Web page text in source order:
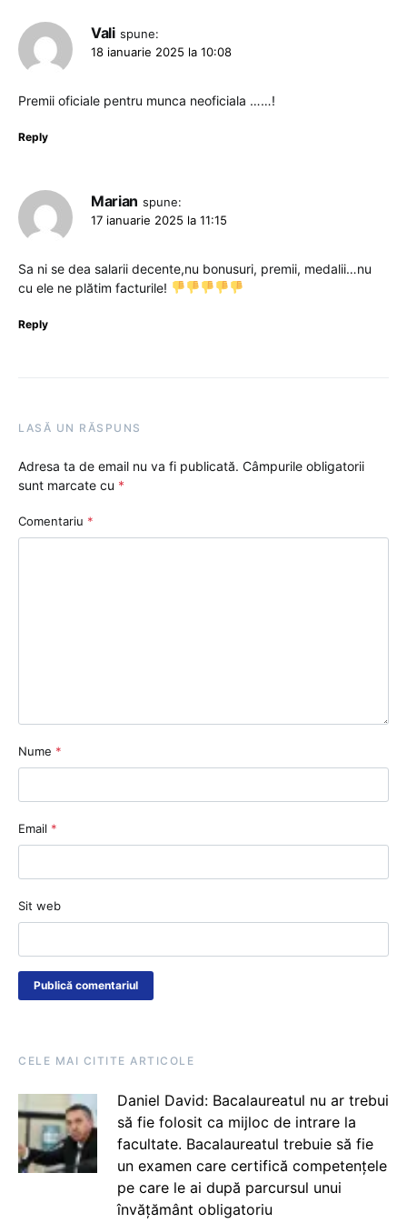
Vali spune:
18 ianuarie 2025 la 10:08
Premii oficiale pentru munca neoficiala ……!
Reply
Marian spune:
17 ianuarie 2025 la 11:15
Sa ni se dea salarii decente,nu bonusuri, premii, medalii…nu
cu ele ne plătim facturile!
Reply
LASĂ UN RĂSPUNS
Adresa ta de email nu va fi publicată. Câmpurile obligatorii
sunt marcate cu *
Comentariu *
Nume *
Email *
Sit web
CELE MAI CITITE ARTICOLE
Daniel David: Bacalaureatul nu ar trebui
să fie folosit ca mijloc de intrare la
facultate. Bacalaureatul trebuie să fie
un examen care certifică competențele
pe care le ai după parcursul unui
învățământ obligatoriu